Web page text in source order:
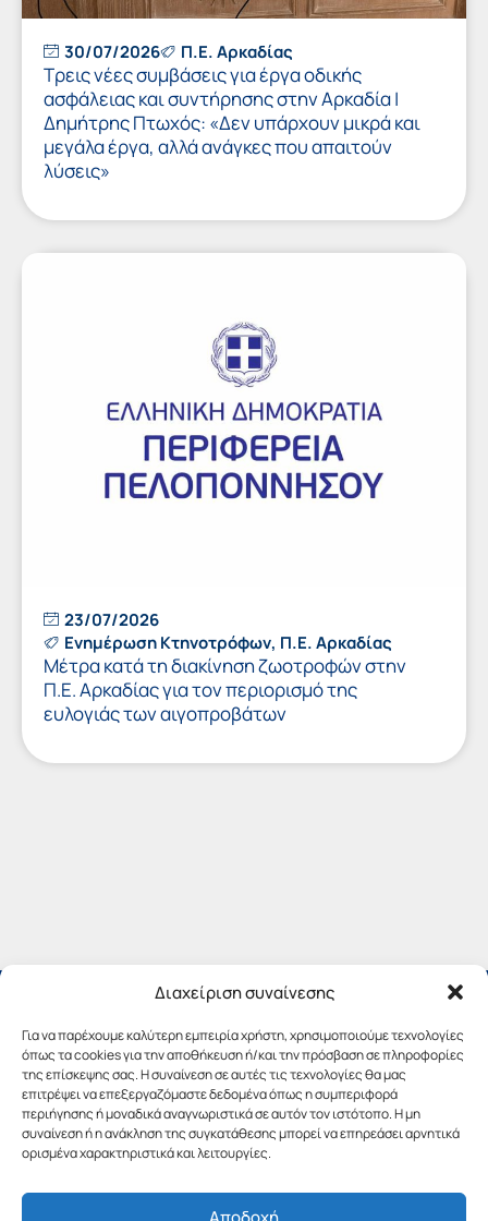
Διαχείριση συναίνεσης
Για να παρέχουμε καλύτερη εμπειρία χρήστη, χρησιμοποιούμε τεχνολογίες
όπως τα cookies για την αποθήκευση ή/και την πρόσβαση σε πληροφορίες
της επίσκεψης σας. Η συναίνεση σε αυτές τις τεχνολογίες θα μας
επιτρέψει να επεξεργαζόμαστε δεδομένα όπως η συμπεριφορά
περιήγησης ή μοναδικά αναγνωριστικά σε αυτόν τον ιστότοπο. Η μη
συναίνεση ή η ανάκληση της συγκατάθεσης μπορεί να επηρεάσει αρνητικά
ορισμένα χαρακτηριστικά και λειτουργίες.
30/07/2026 Π.Ε. Αρκαδίας
Τρεις νέες συμβάσεις για έργα οδικής
ασφάλειας και συντήρησης στην Αρκαδία |
Δημήτρης Πτωχός: «Δεν υπάρχουν μικρά και
μεγάλα έργα, αλλά ανάγκες που απαιτούν
λύσεις»
23/07/2026
Ενημέρωση Κτηνοτρόφων, Π.Ε. Αρκαδίας
Μέτρα κατά τη διακίνηση ζωοτροφών στην
Π.Ε. Αρκαδίας για τον περιορισμό της
ευλογιάς των αιγοπροβάτων